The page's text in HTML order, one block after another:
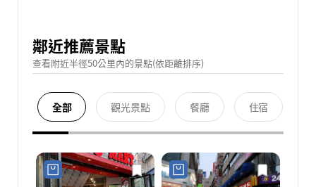
鄰近推薦景點
查看附近半徑50公里內的景點(依距離排序)
全部 觀光景點 餐廳 住宿